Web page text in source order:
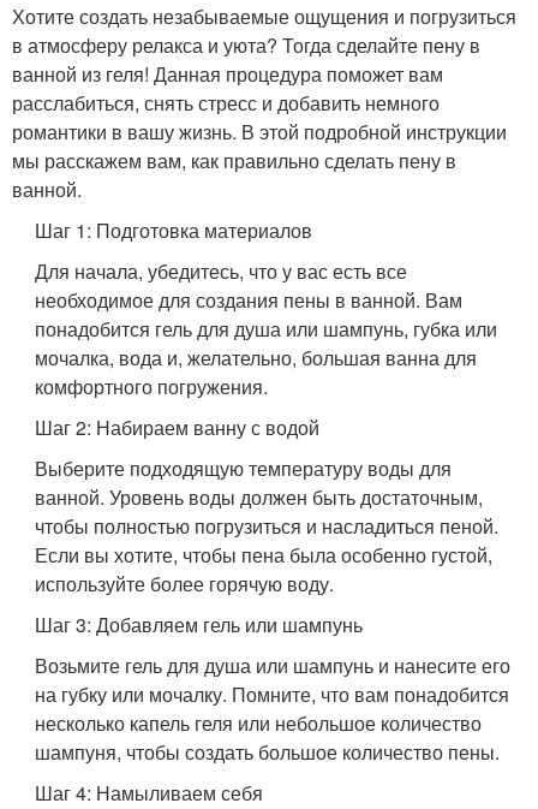
Хотите создать незабываемые ощущения и погрузиться
в атмосферу релакса и уюта? Тогда сделайте пену в
ванной из геля! Данная процедура поможет вам
расслабиться, снять стресс и добавить немного
романтики в вашу жизнь. В этой подробной инструкции
мы расскажем вам, как правильно сделать пену в
ванной.
Шаг 1: Подготовка материалов
Для начала, убедитесь, что у вас есть все
необходимое для создания пены в ванной. Вам
понадобится гель для душа или шампунь, губка или
мочалка, вода и, желательно, большая ванна для
комфортного погружения.
Шаг 2: Набираем ванну с водой
Выберите подходящую температуру воды для
ванной. Уровень воды должен быть достаточным,
чтобы полностью погрузиться и насладиться пеной.
Если вы хотите, чтобы пена была особенно густой,
используйте более горячую воду.
Шаг 3: Добавляем гель или шампунь
Возьмите гель для душа или шампунь и нанесите его
на губку или мочалку. Помните, что вам понадобится
несколько капель геля или небольшое количество
шампуня, чтобы создать большое количество пены.
Шаг 4: Намыливаем себя